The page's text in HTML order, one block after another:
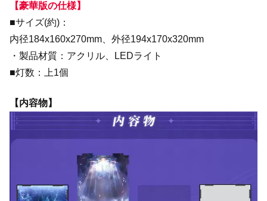
【豪華版の仕様】
■サイズ(約)：
内径184x160x270mm、外径194x170x320mm
・製品材質：アクリル、LEDライト
■灯数：上1個
【内容物】